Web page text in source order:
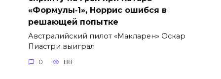
«Формулы‑1», Норрис ошибся в
решающей попытке
Австралийский пилот «Макларен» Оскар
Пиастри выиграл
0 88